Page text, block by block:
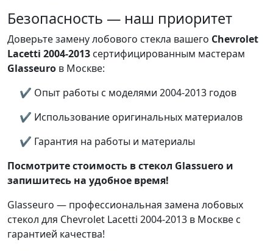
Безопасность — наш приоритет
Доверьте замену лобового стекла вашего Chevrolet
Lacetti 2004-2013 сертифицированным мастерам
Glasseuro в Москве:
✔ Опыт работы с моделями 2004-2013 годов
✔ Использование оригинальных материалов
✔ Гарантия на работы и материалы
Посмотрите стоимость в стекол Glassuero и
запишитесь на удобное время!
Glasseuro — профессиональная замена лобовых
стекол для Chevrolet Lacetti 2004-2013 в Москве с
гарантией качества!